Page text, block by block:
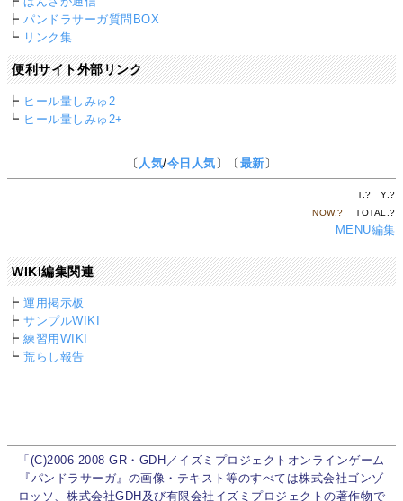
┣パンドラサーガ質問BOX
┗ リンク集
便利サイト外部リンク
┣ ヒール量しみゅ2
┗ ヒール量しみゅ2+
〔 人気/今日人気〕〔最新〕
T.? Y.?
NOW.? TOTAL.?
MENU編集
WIKI編集関連
┣運用掲示板
┣サンプルWIKI
┣練習用WIKI
┗荒らし報告
「(C)2006-2008 GR・GDH／イズミプロジェクトオンラインゲーム
『パンドラサーガ』の画像・テキスト等のすべては株式会社ゴンゾ
ロッソ、株式会社GDH及び有限会社イズミプロジェクトの著作物で